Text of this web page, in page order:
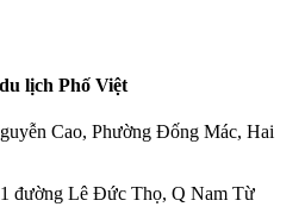
lịch Phố Việt
Cao, Phường Đống Mác, Hai
đường Lê Đức Thọ, Q Nam Từ